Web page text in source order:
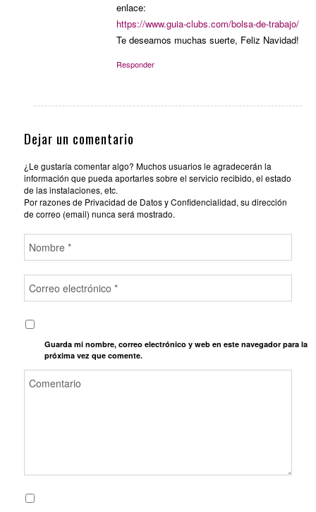
enlace:
https://www.guia-clubs.com/bolsa-de-trabajo/
Te deseamos muchas suerte, Feliz Navidad!
Responder
Dejar un comentario
¿Le gustaría comentar algo? Muchos usuarios le agradecerán la
información que pueda aportarles sobre el servicio recibido, el estado
de las instalaciones, etc.
Por razones de Privacidad de Datos y Confidencialidad, su dirección
de correo (email) nunca será mostrado.
Guarda mi nombre, correo electrónico y web en este navegador para la
próxima vez que comente.